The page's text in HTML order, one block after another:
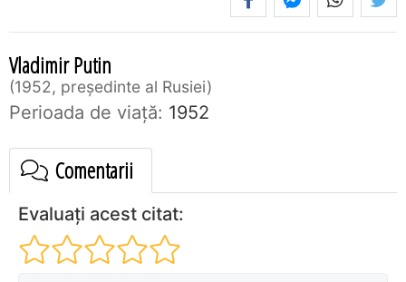
Vladimir Putin
1952, președinte al Rusiei
Perioada de viaţă: 1952
Comentarii
Evaluați acest citat: